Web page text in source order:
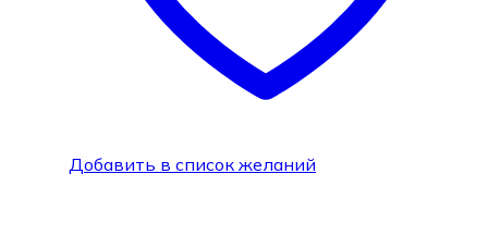
Добавить в список желаний